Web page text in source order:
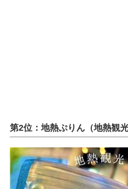
第2位：地熱ぷりん（地熱観